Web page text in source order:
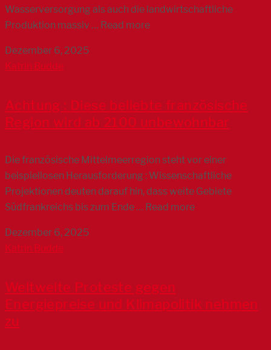
Wasserversorgung als auch die landwirtschaftliche
Produktion massiv … Read more
Dezember 6, 2025
Katrin Budde
Achtung : Diese beliebte französische
Region wird ab 2100 unbewohnbar
Die französische Mittelmeerregion steht vor einer
beispiellosen Herausforderung : Wissenschaftliche
Projektionen deuten darauf hin, dass weite Gebiete
Südfrankreichs bis zum Ende … Read more
Dezember 6, 2025
Katrin Budde
Weltweite Proteste gegen
Energiepreise und Klimapolitik nehmen
zu